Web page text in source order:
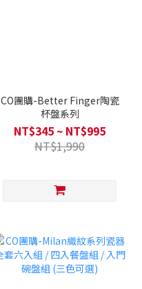
CO團購-Better Finger陶瓷
杯盤系列
NT$345 ~ NT$995
NT$1,990